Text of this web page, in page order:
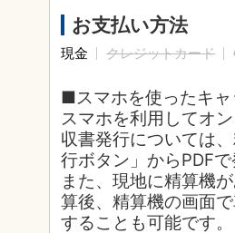
お支払い方法
現金 クレジットカード
■スマホを使ったキ
スマホを利用してオ
収書発行については
行ボタン」からPDF
また、現地に精算機
算後、精算機の画面
することも可能です。